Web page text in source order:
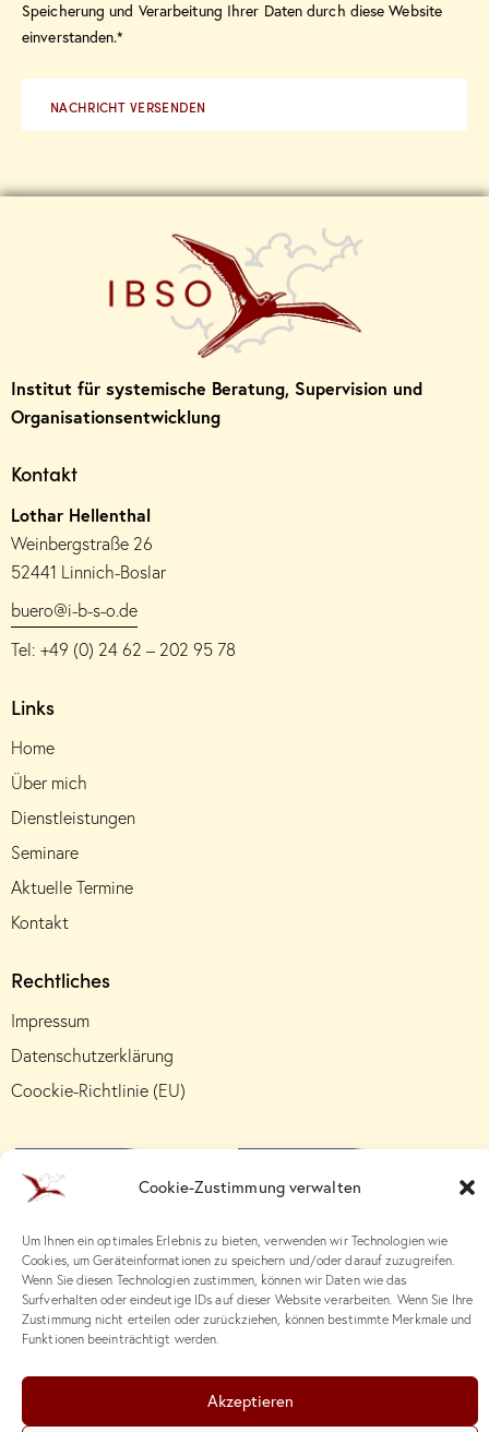
Cookie-Zustimmung verwalten
Um Ihnen ein optimales Erlebnis zu bieten, verwenden wir Technologien wie
Cookies, um Geräteinformationen zu speichern und/oder darauf zuzugreifen.
Wenn Sie diesen Technologien zustimmen, können wir Daten wie das
Surfverhalten oder eindeutige IDs auf dieser Website verarbeiten. Wenn Sie Ihre
Zustimmung nicht erteilen oder zurückziehen, können bestimmte Merkmale und
Funktionen beeinträchtigt werden.
Akzeptieren
Speicherung und Verarbeitung Ihrer Daten durch diese Website
einverstanden.*
NACHRICHT VERSENDEN
Institut für systemische Beratung, Supervision und
Organisationsentwicklung
Kontakt
Lothar Hellenthal
Weinbergstraße 26
52441 Linnich-Boslar
buero@i-b-s-o.de
Tel: +49 (0) 24 62 – 202 95 78
Links
Home
Über mich
Dienstleistungen
Seminare
Aktuelle Termine
Kontakt
Rechtliches
Impressum
Datenschutzerklärung
Coockie-Richtlinie (EU)